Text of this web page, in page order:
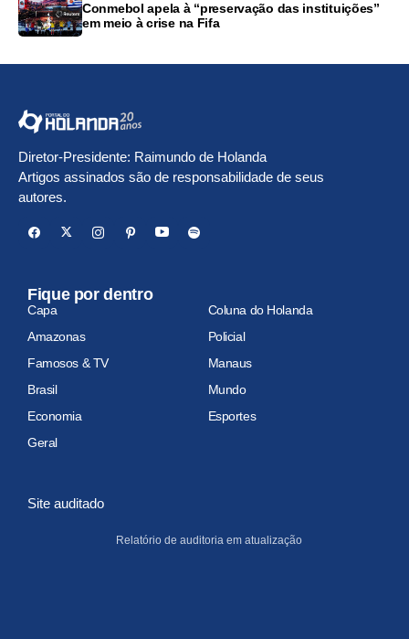
Conmebol apela à “preservação das instituições”
em meio à crise na Fifa
Diretor-Presidente: Raimundo de Holanda
Artigos assinados são de responsabilidade de seus
autores.
Fique por dentro
Capa
Coluna do Holanda
Amazonas
Policial
Famosos & TV
Manaus
Brasil
Mundo
Economia
Esportes
Geral
Site auditado
Relatório de auditoria em atualização